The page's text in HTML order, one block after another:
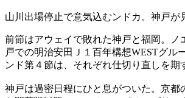
山川出場停止で意気込むンドカ。神戸が
前節はアウェイで敗れた神戸と福岡。ノ
戸での明治安田Ｊ１百年構想WESTグル
ンド第４節は、それぞれ仕切り直しを期
神戸は過密日程にひと息がついた。京都